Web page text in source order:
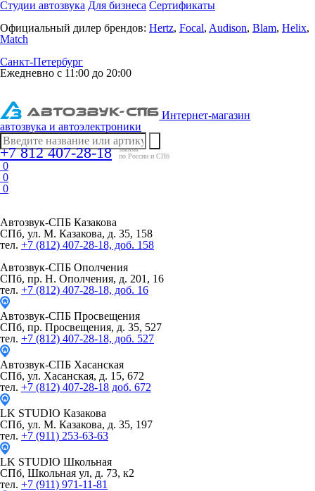
Студии автозвука Для бизнеса Сертификаты
Официальный дилер брендов: Hertz, Focal, Audison, Blam, Helix,
Match
Санкт-Петербург
Ежедневно с 11:00 до 20:00
Интернет-магазин
автозвука и автоэлектроники
+7 812 407-28-18
заказы
по России и СПб
0
0
0
Автозвук-СПБ Казакова
СПб, ул. М. Казакова, д. 35, 158
тел. +7 (812) 407-28-18, доб. 158
Автозвук-СПБ Ополчения
СПб, пр. Н. Ополчения, д. 201, 16
тел. +7 (812) 407-28-18, доб. 16
Автозвук-СПБ Просвещения
СПб, пр. Просвещения, д. 35, 527
тел. +7 (812) 407-28-18, доб. 527
Автозвук-СПБ Хасанская
СПб, ул. Хасанская, д. 15, 672
тел. +7 (812) 407-28-18 доб. 672
LK STUDIO Казакова
СПб, ул. М. Казакова, д. 35, 197
тел. +7 (911) 253-63-63
LK STUDIO Школьная
СПб, Школьная ул, д. 73, к2
тел. +7 (911) 971-11-81